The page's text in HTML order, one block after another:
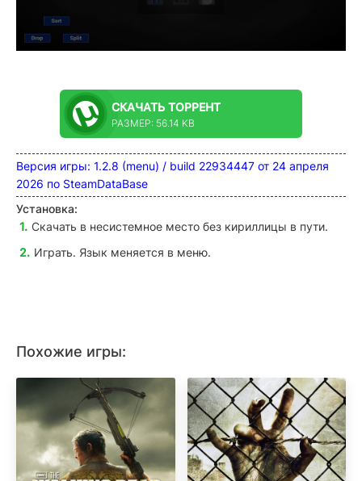
СКАЧАТЬ ТОРРЕНТ
РАЗМЕР: 56.14 KB
Версия игры: 1.2.8 (menu) / build 22934447 от 24 апреля
2026 по SteamDataBase
Установка:
Скачать в несистемное место без кириллицы в пути.
Играть. Язык меняется в меню.
Похожие игры: